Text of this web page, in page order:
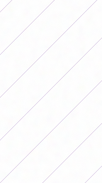
ante Racing
Superclásico
Por su parte, si
un campeón